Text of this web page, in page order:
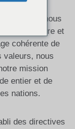
ICC nous
claire et
cohérente de
valeurs, nous
mission
entier et de
nations.
des directives